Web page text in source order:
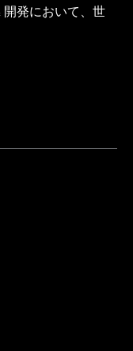
開発において、世